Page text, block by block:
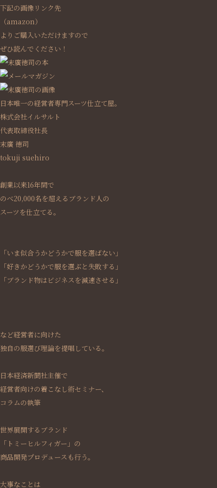
下記の画像リンク先
（amazon）
よりご購入いただけますので
ぜひ読んでください！
日本唯一の経営者専門スーツ仕立て屋。
株式会社イルサルト
代表取締役社長
末廣 徳司
tokuji suehiro
創業以来16年間で
のべ20,000名を超えるブランド人の
スーツを仕立てる。
「いま似合うかどうかで服を選ばない」
「好きかどうかで服を選ぶと失敗する」
「ブランド物はビジネスを減速させる」
など経営者に向けた
独自の服選び理論を提唱している。
日本経済新聞社主催で
経営者向けの着こなし術セミナー、
コラムの執筆
世界展開するブランド
「トミーヒルフィガー」の
商品開発プロデュースも行う。
大事なことは